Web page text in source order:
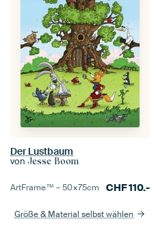
Der Lustbaum
von Jesse Boom
ArtFrame™ –50×75cm CHF110.-
Größe & Material selbst wählen